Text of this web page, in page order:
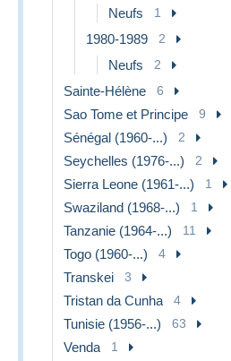
Neufs 1
1980-1989 2
Neufs 2
Sainte-Hélène 6
Sao Tome et Principe 9
Sénégal (1960-...) 2
Seychelles (1976-...) 2
Sierra Leone (1961-...) 1
Swaziland (1968-...) 1
Tanzanie (1964-...) 11
Togo (1960-...) 4
Transkei 3
Tristan da Cunha 4
Tunisie (1956-...) 63
Venda 1